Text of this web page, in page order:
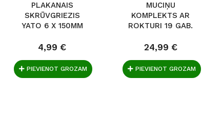
PLAKANAIS
SKRŪVGRIEZIS
YATO 6 X 150MM
4,99 €
PIEVIENOT GROZAM
MUCIŅU
KOMPLEKTS AR
ROKTURI 19 GAB.
24,99 €
PIEVIENOT GROZAM